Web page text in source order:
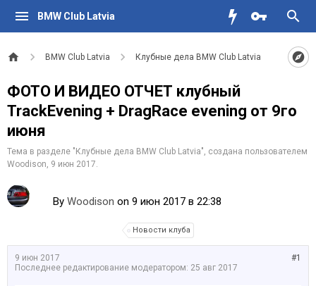
BMW Club Latvia
BMW Club Latvia Клубные дела BMW Club Latvia
ФОТО И ВИДЕО ОТЧЕТ клубный
TrackEvening + DragRace evening от 9го
июня
Тема в разделе " Клубные дела BMW Club Latvia", создана пользователем
Woodison, 9 июн 2017.
By Woodison on 9 июн 2017 в 22:38
Новости клуба
#1
9 июн 2017
Последнее редактирование модератором: 25 авг 2017